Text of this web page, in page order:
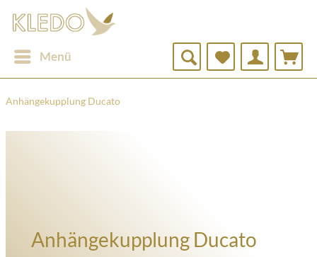
Menü
Anhängekupplung Ducato
Anhängekupplung Ducato